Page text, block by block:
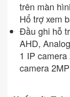
trên màn
Hổ trợ xem
Đầu ghi hỗ
AHD,
1 IP
camera